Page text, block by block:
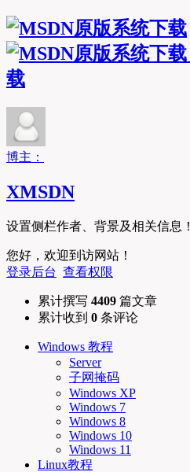
载
博主：
XMSDN
设置侧栏作者、背景及相关信息！
您好，欢迎到访网站！
登录后台 查看权限
累计撰写 4409 篇文章
累计收到 0 条评论
Windows 教程
Server
子网掩码
Windows XP
Windows 7
Windows 8
Windows 10
Windows 11
Linux教程